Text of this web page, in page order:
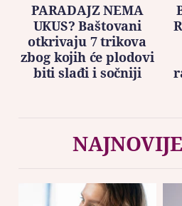
PARADAJZ NEMA
UKUS? Baštovani
otkrivaju 7 trikova
zbog kojih će plodovi
biti slađi i sočniji